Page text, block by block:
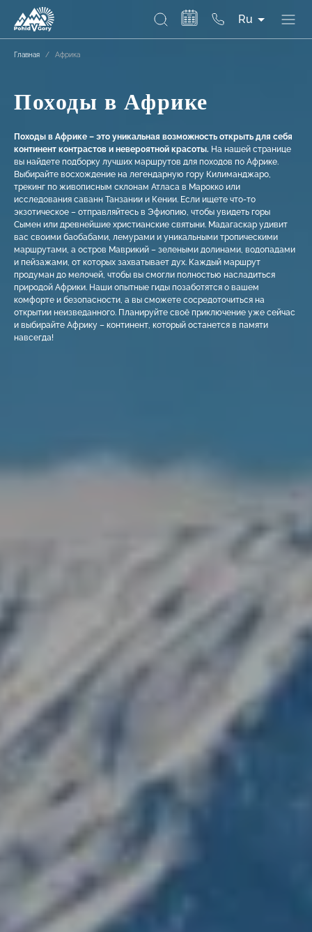
Ru
Главная / Африка
Походы в Африке
Походы в Африке – это уникальная возможность открыть для себя
континент контрастов и невероятной красоты. На нашей странице
вы найдете подборку лучших маршрутов для походов по Африке.
Выбирайте восхождение на легендарную гору Килиманджаро,
трекинг по живописным склонам Атласа в Марокко или
исследования саванн Танзании и Кении. Если ищете что-то
экзотическое – отправляйтесь в Эфиопию, чтобы увидеть горы
Сымен или древнейшие христианские святыни. Мадагаскар удивит
вас своими баобабами, лемурами и уникальными тропическими
маршрутами, а остров Маврикий – зелеными долинами, водопадами
и пейзажами, от которых захватывает дух. Каждый маршрут
продуман до мелочей, чтобы вы смогли полностью насладиться
природой Африки. Наши опытные гиды позаботятся о вашем
комфорте и безопасности, а вы сможете сосредоточиться на
открытии неизведанного. Планируйте своё приключение уже сейчас
и выбирайте Африку – континент, который останется в памяти
навсегда!